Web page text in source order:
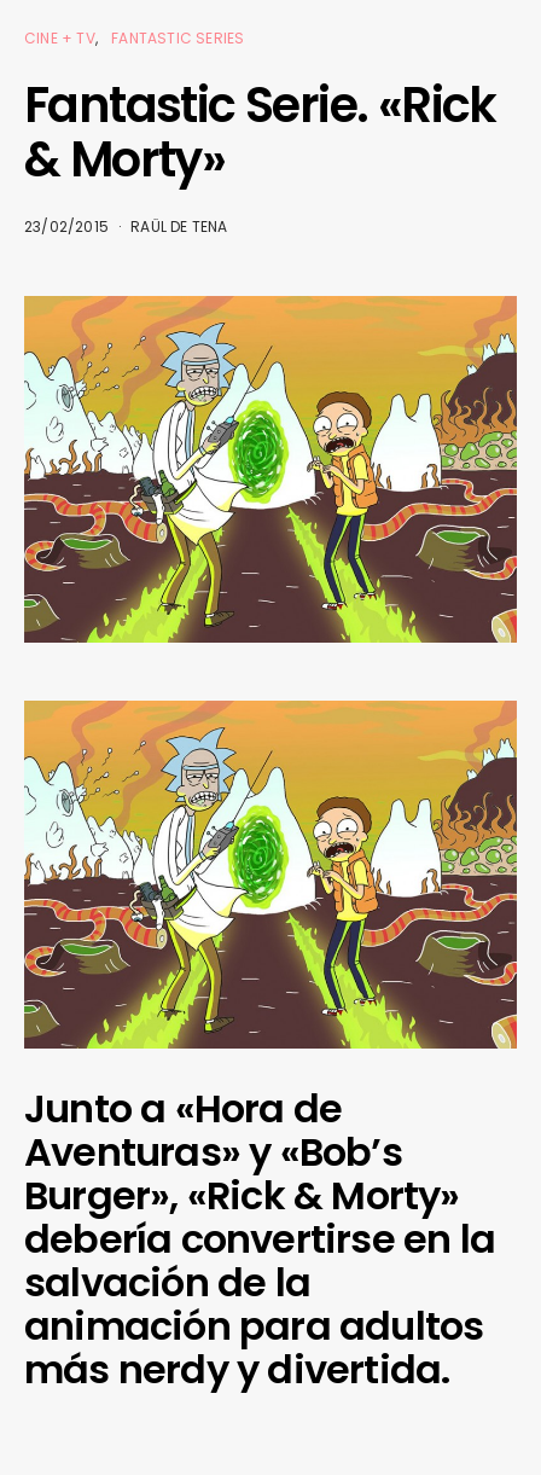
CINE + TV FANTASTIC SERIES
Fantastic Serie. «Rick
& Morty»
23/02/2015 RAÜL DE TENA
Junto a «Hora de
Aventuras» y «Bob’s
Burger», «Rick & Morty»
debería convertirse en la
salvación de la
animación para adultos
más nerdy y divertida.